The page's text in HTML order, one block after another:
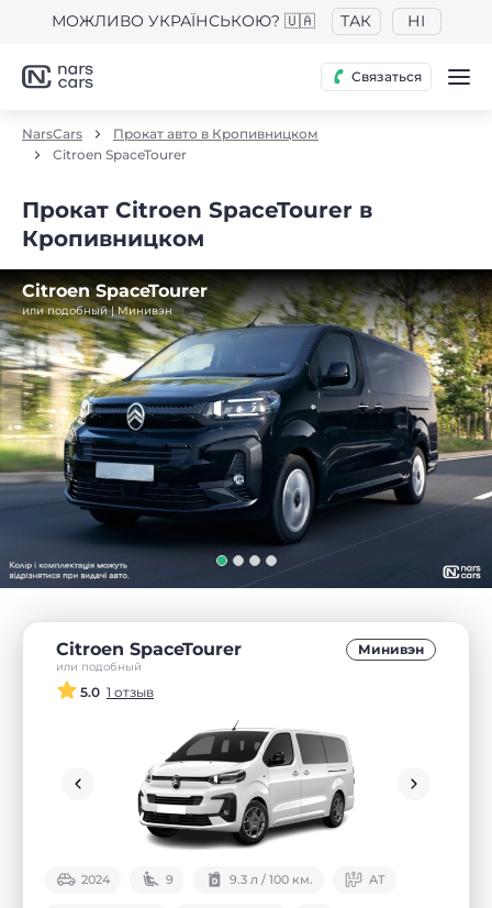
МОЖЛИВО УКРАЇНСЬКОЮ? 🇺🇦 ТАК НІ
Связаться
NarsCars
Прокат авто в Кропивницком
Citroen SpaceTourer
Прокат Citroen SpaceTourer в
Кропивницком
Citroen SpaceTourer
или подобный | Минивэн
Citroen SpaceTourer
или подобный
Минивэн
5.0 1 отзыв
2024 9 9.3 л / 100 км. АТ